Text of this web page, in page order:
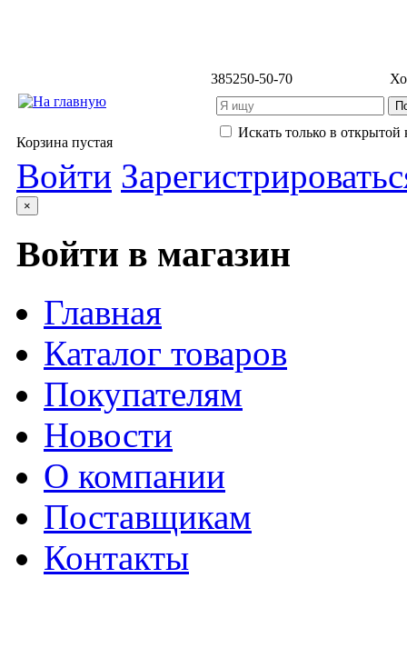
385250-50-70
Искать только в открытой
Корзина пустая
Войти
×
Войти в магазин
Главная
Каталог товаров
Покупателям
Новости
О компании
Поставщикам
Контакты